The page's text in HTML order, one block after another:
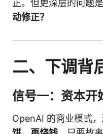
正。但更深层的问题是
动修正？
二、下调背
信号一：资本开
OpenAI 的商业模式，